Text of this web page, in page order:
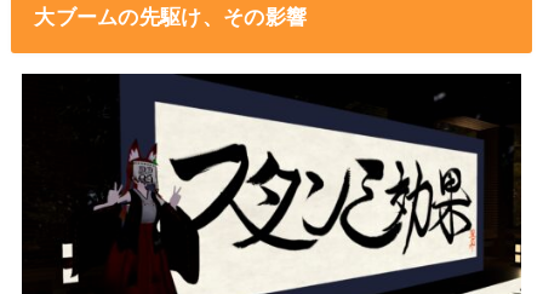
大ブームの先駆け、その影響